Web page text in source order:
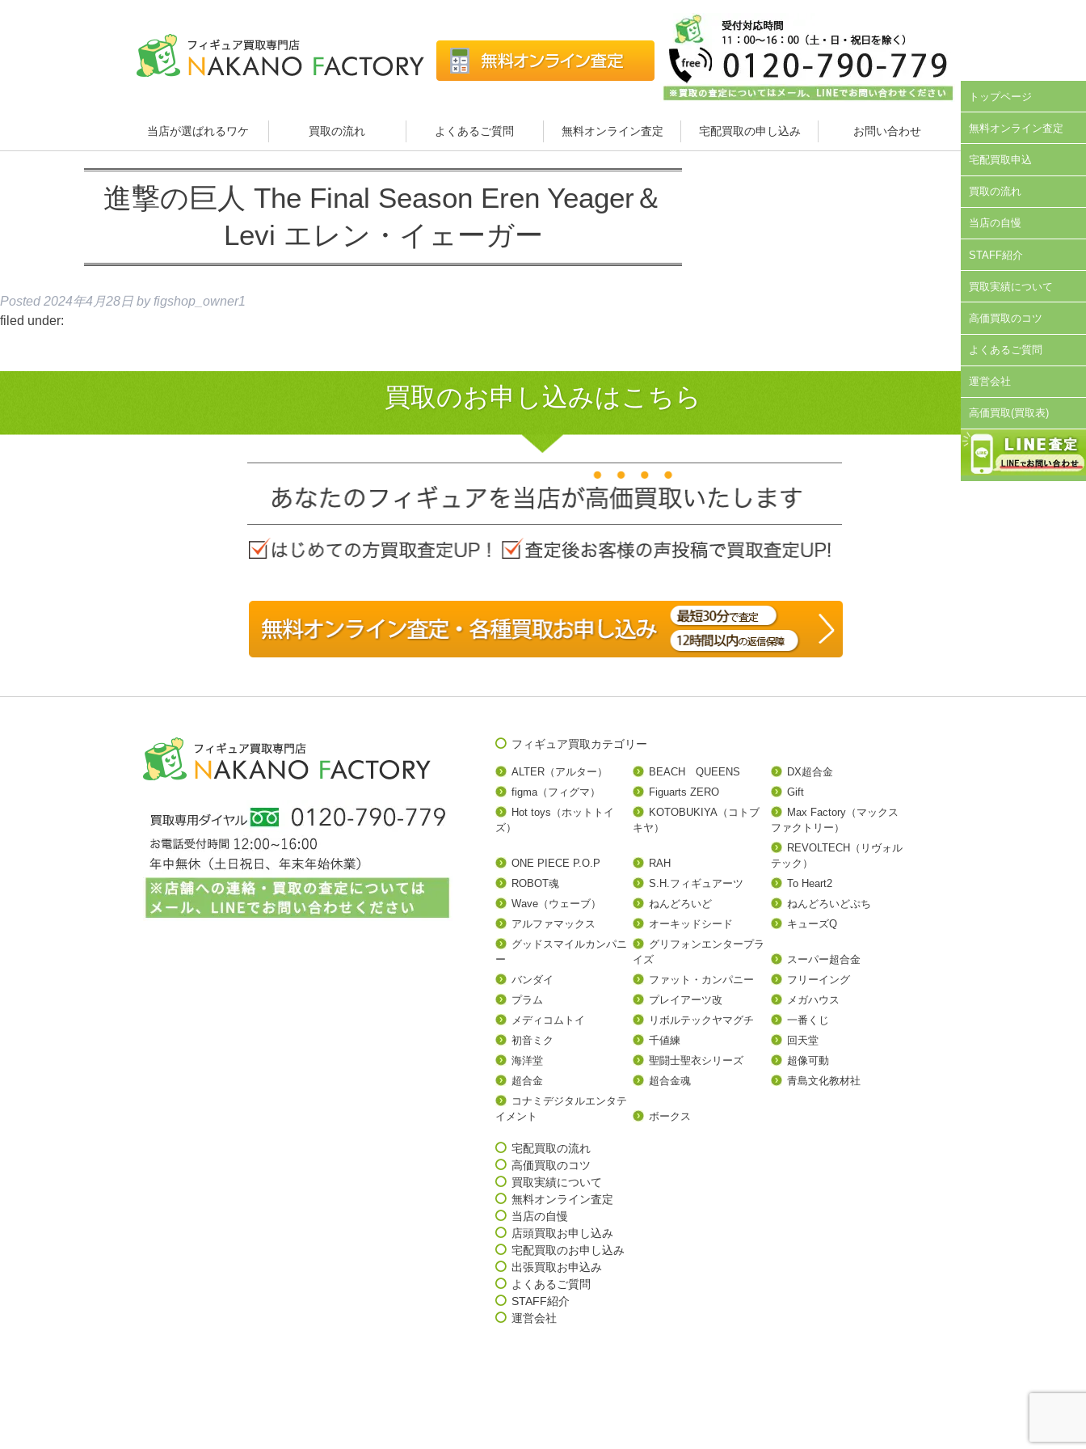
当店が選ばれるワケ 買取の流れ よくあるご質問 無料オンライン査定 宅配買取の申し込み お問い合わせ
進撃の巨人 The Final Season Eren Yeager＆
Levi エレン・イェーガー
Posted 2024年4月28日 by figshop_owner1
filed under:
トップページ
無料オンライン査定
宅配買取申込
買取の流れ
当店の自慢
STAFF紹介
買取実績について
高価買取のコツ
よくあるご質問
運営会社
高価買取(買取表)
買取のお申し込みはこちら
フィギュア買取カテゴリー
ALTER（アルター） BEACH QUEENS
DX超合金
figma（フィグマ）
Figuarts ZERO
Gift
Hot toys（ホットトイ
ズ）
KOTOBUKIYA（コトブ
キヤ）
Max Factory（マックス
ファクトリー）
ONE PIECE P.O.P RAH
REVOLTECH（リヴォル
テック）
ROBOT魂
S.H.フィギュアーツ
To Heart2
Wave（ウェーブ）
ねんどろいど
ねんどろいどぷち
アルファマックス
オーキッドシード
キューズQ
グッドスマイルカンパニ
ー
グリフォンエンタープラ
イズ
スーパー超合金
バンダイ
ファット・カンパニー
フリーイング
プラム
プレイアーツ改
メガハウス
メディコムトイ
リボルテックヤマグチ
一番くじ
初音ミク
千値練
回天堂
海洋堂
聖闘士聖衣シリーズ
超像可動
超合金
超合金魂
青島文化教材社
コナミデジタルエンタテ
イメント
ボークス
宅配買取の流れ
高価買取のコツ
買取実績について
無料オンライン査定
当店の自慢
店頭買取お申し込み
宅配買取のお申し込み
出張買取お申込み
よくあるご質問
STAFF紹介
運営会社